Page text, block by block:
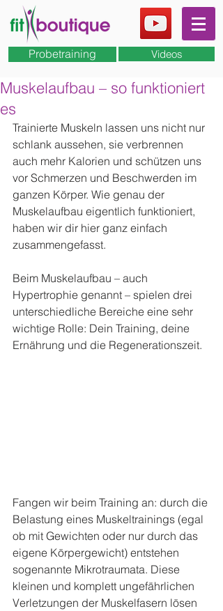
Probetraining Videos
Muskelaufbau – so funktioniert
es
Trainierte Muskeln lassen uns nicht nur
schlank aussehen, sie verbrennen
auch mehr Kalorien und schützen uns
vor Schmerzen und Beschwerden im
ganzen Körper. Wie genau der
Muskelaufbau eigentlich funktioniert,
haben wir dir hier ganz einfach
zusammengefasst.
Beim Muskelaufbau – auch
Hypertrophie genannt – spielen drei
unterschiedliche Bereiche eine sehr
wichtige Rolle: Dein Training, deine
Ernährung und die Regenerationszeit.
Fangen wir beim Training an: durch die
Belastung eines Muskeltrainings (egal
ob mit Gewichten oder nur durch das
eigene Körpergewicht) entstehen
sogenannte Mikrotraumata. Diese
kleinen und komplett ungefährlichen
Verletzungen der Muskelfasern lösen